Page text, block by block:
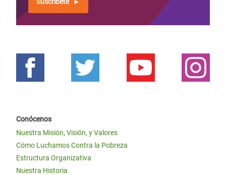
Conócenos
Nuestra Misión, Visión, y Valores
Cómo Luchamos Contra la Pobreza
Estructura Organizativa
Nuestra Historia